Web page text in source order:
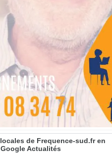
de Frequence-sud.fr en
Actualités